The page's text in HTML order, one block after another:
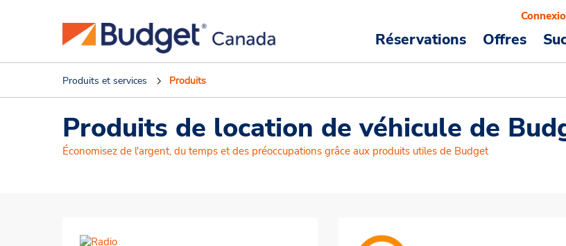
Réservations Offres
Produits et services Produits
Produits de location de véhicule de
Économisez de l'argent, du temps et des préoccupations grâce aux produits utiles de Budget